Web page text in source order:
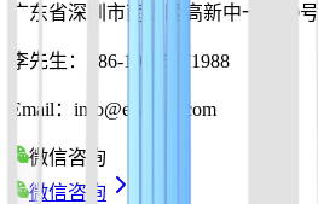
广东省深圳市南山区高新中一道10号
李先生：+86-19925271988
Email：info@ezassay.com
微信咨询
微信咨询